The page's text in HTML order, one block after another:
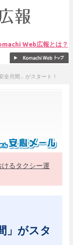
Web広報とは？
全月間」がスタート！
るタクシー運
」がスタ